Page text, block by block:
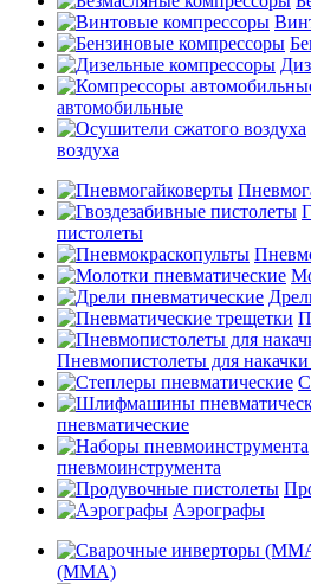
автомобильные
воздуха
пистолеты
Пневмопистолеты для
пневматические
пневмоинструмента
Аэрографы
(MMA)